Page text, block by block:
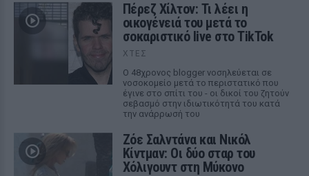
Πέρεζ Χίλτον: Τι λέει η
οικογένειά του μετά το
σοκαριστικό live στο TikTok
ΧΤΕΣ
Ο 48χρονος blogger νοσηλεύεται σε
νοσοκομείο μετά το περιστατικό που
έγινε στο σπίτι του - οι δικοί του ζητούν
σεβασμό στην ιδιωτικότητά του κατά
την ανάρρωσή του
Ζόε Σαλντάνα και Νικόλ
Κίντμαν: Οι δύο σταρ του
Χόλιγουντ στη Μύκονο